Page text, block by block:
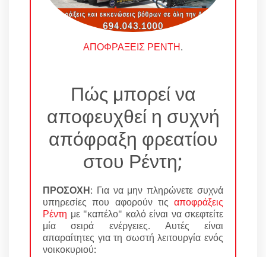
ΑΠΟΦΡΑΞΕΙΣ ΡΕΝΤΗ.
Πώς μπορεί να
αποφευχθεί η συχνή
απόφραξη φρεατίου
στου Ρέντη;
ΠΡΟΣΟΧΗ: Για να μην πληρώνετε συχνά
υπηρεσίες που αφορούν τις αποφράξεις
Ρέντη με "καπέλο" καλό είναι να σκεφτείτε
μία σειρά ενέργειες. Αυτές είναι
απαραίτητες για τη σωστή λειτουργία ενός
νοικοκυριού: